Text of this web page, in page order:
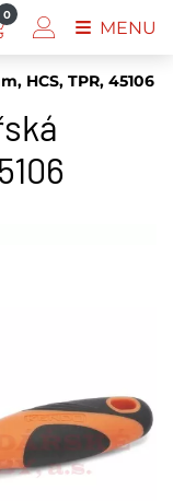
HCS, TPR, 45106
0
MENU